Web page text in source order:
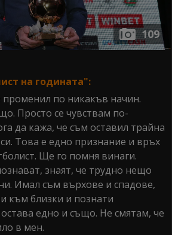
109
на годината":
променил по никакъв начин.
Просто се чувствам по-
да кажа, че съм оставил трайна
Това е едно признание и връх
Ще го помня винаги.
знаят, че трудно нещо
Имал съм върхове и спадове,
към близки и познати
едно и също. Не смятам, че
в мен.